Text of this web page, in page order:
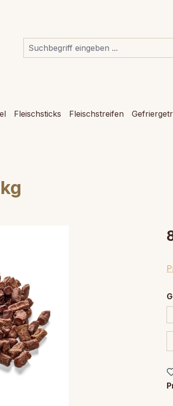
Fleischsticks Fleischstreifen